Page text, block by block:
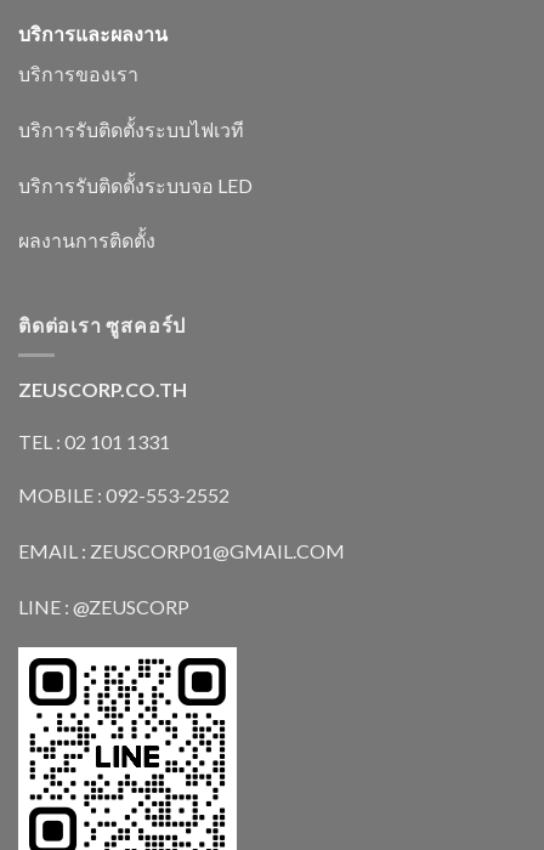
บริการและผลงาน
บริการของเรา
บริการรับติดตั้งระบบไฟเวที
บริการรับติดตั้งระบบจอ LED
ผลงานการติดตั้ง
ติดต่อเรา ซูสคอร์ป
ZEUSCORP.CO.TH
TEL : 02 101 1331
MOBILE : 092-553-2552
EMAIL : ZEUSCORP01@GMAIL.COM
LINE : @ZEUSCORP